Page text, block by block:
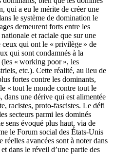
qui a eu le mérite de créer une
le système de domination le
demeurent forts entre les
et raciale que sur une
ceux qui ont le « privilège » de
qui sont condamnés à la
« working poor », les
etc.). Cette réalité, au lieu de
fortes contre les dominants,
« tout le monde contre tout le
dans une dérive qui est alimentée
racistes, proto-fascistes. Le défi
secteurs parmi les dominés
sens évoqué plus haut, via de
le Forum social des États-Unis
avancées sont à noter dans
dans le réveil d’une partie des